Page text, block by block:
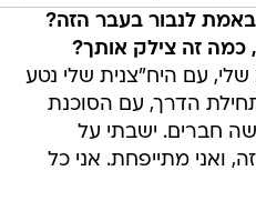
לנבור בעבר הזה?
זה צילק אותך?
עם היח"צנית שלי נטע
הדרך, עם הסוכנת
חברים. ישבתי על
ואני מתייפחת. אני כל